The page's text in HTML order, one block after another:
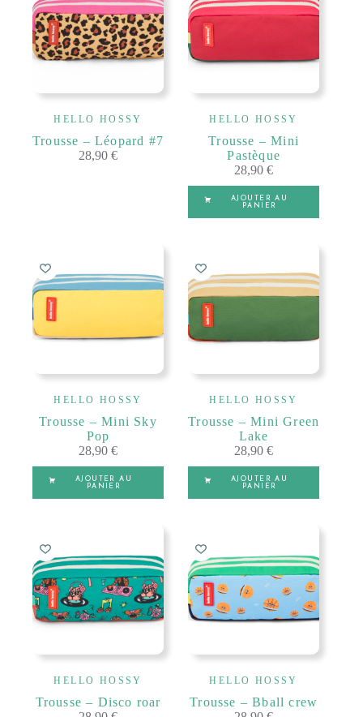
HELLO HOSSY
Trousse – Léopard #7
28,90€
HELLO HOSSY
Trousse – Mini
Pastèque
28,90€
AJOUTER AU
PANIER
HELLO HOSSY
Trousse – Mini Sky
Pop
28,90€
AJOUTER AU
PANIER
HELLO HOSSY
Trousse – Mini Green
Lake
28,90€
AJOUTER AU
PANIER
HELLO HOSSY
Trousse – Disco roar
HELLO HOSSY
Trousse – Bball crew